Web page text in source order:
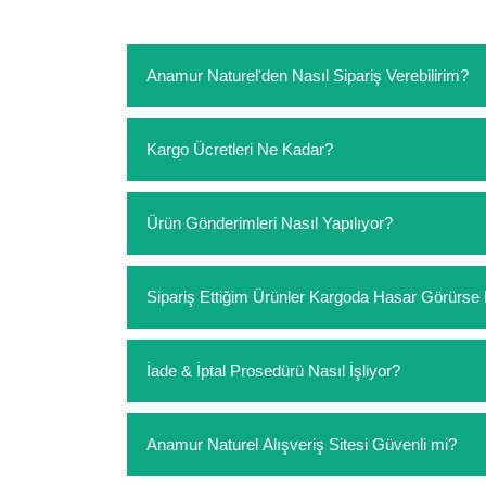
Anamur Naturel'den Nasıl Sipariş Verebilirim?
sipariş verebilirsiniz. Sitemizden vereceğiniz
ödeme yoktur.
Kargo Ücretleri Ne Kadar?
siparişlerinizde sepetinizdeki ürünleri
Ürün Gönderimleri Nasıl Yapılıyor?
Sipariş Ettiğim Ürünler Kargoda Hasar
hasar görmüş ise hemen bizimle iletişime
İade & İptal Prosedürü Nasıl İşliyor?
değişim istediğiniz ürünleri kullanmayınız.
seçenekleri uygulanır.
Anamur Naturel Alışveriş Sitesi Güvenli mi?